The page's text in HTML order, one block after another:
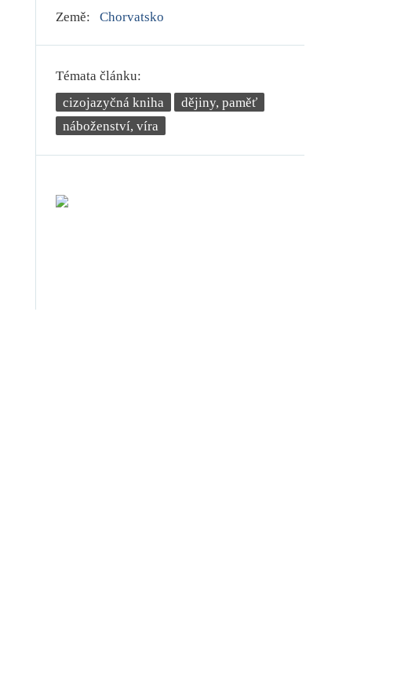
Země:
Chorvatsko
Témata článku:
cizojazyčná kniha
dějiny, paměť
náboženství, víra